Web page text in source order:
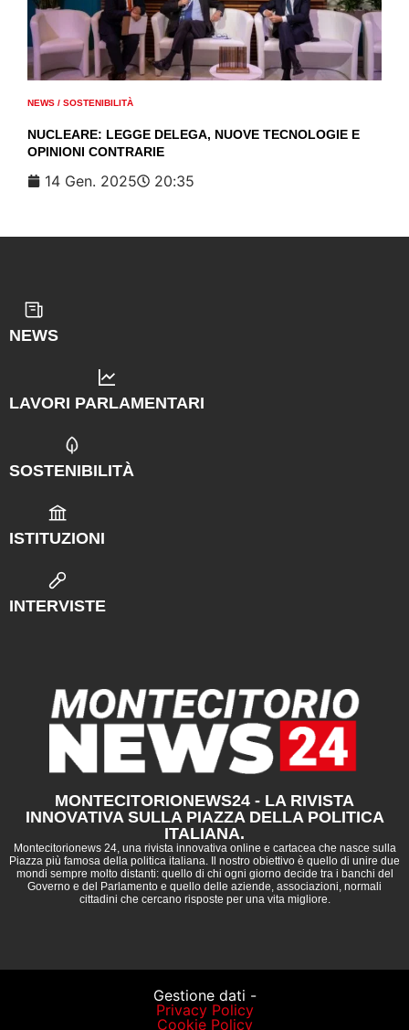
NEWS / SOSTENIBILITÀ
NUCLEARE: LEGGE DELEGA, NUOVE TECNOLOGIE E
OPINIONI CONTRARIE
14 Gen. 2025 20:35
NEWS
LAVORI PARLAMENTARI
SOSTENIBILITÀ
ISTITUZIONI
INTERVISTE
MONTECITORIONEWS24 - LA RIVISTA
INNOVATIVA SULLA PIAZZA DELLA POLITICA
ITALIANA.
Montecitorionews 24, una rivista innovativa online e cartacea che nasce sulla
Piazza più famosa della politica italiana. Il nostro obiettivo è quello di unire due
mondi sempre molto distanti: quello di chi ogni giorno decide tra i banchi del
Governo e del Parlamento e quello delle aziende, associazioni, normali
cittadini che cercano risposte per una vita migliore.
Gestione dati -
Privacy Policy
Cookie Policy